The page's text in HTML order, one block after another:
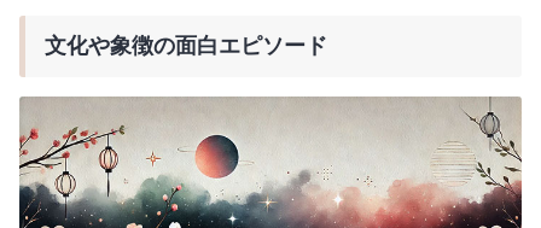
文化や象徴の面白エピソード